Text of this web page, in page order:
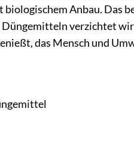
Anbau. Das
verzichtet
das Mensch und